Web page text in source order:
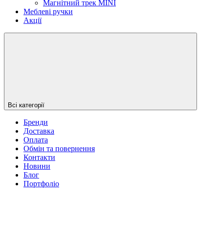
Магнітний трек MINI
Меблеві ручки
Акції
Всі категорії
Бренди
Доставка
Оплата
Обмін та повернення
Контакти
Новини
Блог
Портфоліо